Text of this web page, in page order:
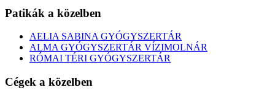
Patikák a közelben
AELIA SABINA GYÓGYSZERTÁR
ALMA GYÓGYSZERTÁR VÍZIMOLNÁR
RÓMAI TÉRI GYÓGYSZERTÁR
Cégek a közelben